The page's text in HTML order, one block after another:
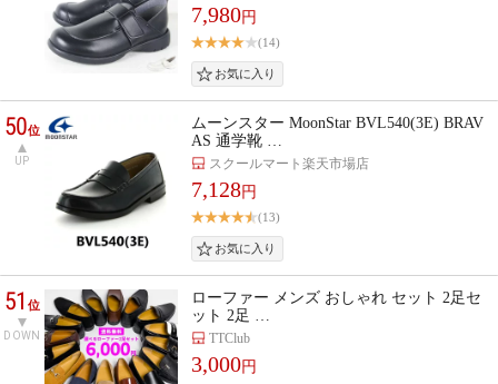
7,980円
(14)
50位
UP
ムーンスター MoonStar BVL540(3E) BRAV
AS 通学靴 …
スクールマート楽天市場店
7,128円
(13)
51位
DOWN
ローファー メンズ おしゃれ セット 2足セ
ット 2足 …
TTClub
3,000円